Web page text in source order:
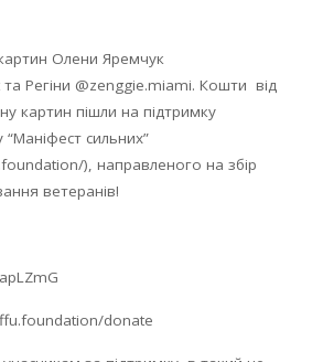
Олени Яремчук
та Регіни @zenggie.miami. Кошти від
картин пішли на підтримку
“Маніфест сильних”
foundation/), направленого на збір
ветеранів!
apLZmG
ffu.foundation/donate